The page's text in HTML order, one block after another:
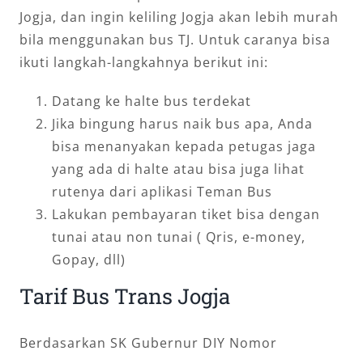
Jogja, dan ingin keliling Jogja akan lebih murah
bila menggunakan bus TJ. Untuk caranya bisa
ikuti langkah-langkahnya berikut ini:
Datang ke halte bus terdekat
Jika bingung harus naik bus apa, Anda
bisa menanyakan kepada petugas jaga
yang ada di halte atau bisa juga lihat
rutenya dari aplikasi Teman Bus
Lakukan pembayaran tiket bisa dengan
tunai atau non tunai ( Qris, e-money,
Gopay, dll)
Tarif Bus Trans Jogja
Berdasarkan SK Gubernur DIY Nomor